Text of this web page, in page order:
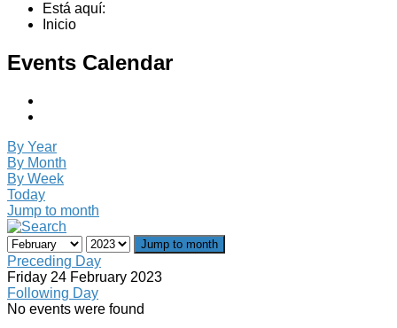
Está aquí:
Inicio
Events Calendar
By Year
By Month
By Week
Today
Jump to month
Jump to month
Preceding Day
Friday 24 February 2023
Following Day
No events were found